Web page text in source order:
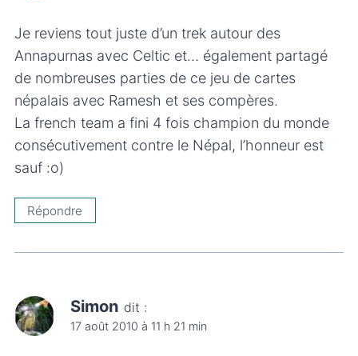
Je reviens tout juste d’un trek autour des
Annapurnas avec Celtic et… également partagé
de nombreuses parties de ce jeu de cartes
népalais avec Ramesh et ses compères.
La french team a fini 4 fois champion du monde
consécutivement contre le Népal, l’honneur est
sauf :o)
Répondre
Simon dit :
17 août 2010 à 11 h 21 min